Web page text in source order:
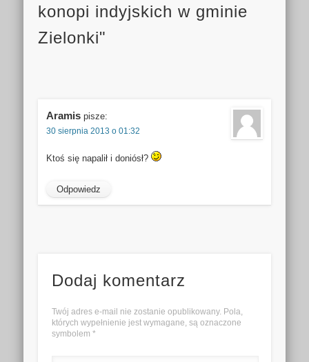
konopi indyjskich w gminie
Zielonki"
Aramis pisze:
30 sierpnia 2013 o 01:32
Ktoś się napalił i doniósł?
Odpowiedz
Dodaj komentarz
Twój adres e-mail nie zostanie opublikowany. Pola,
których wypełnienie jest wymagane, są oznaczone
symbolem *